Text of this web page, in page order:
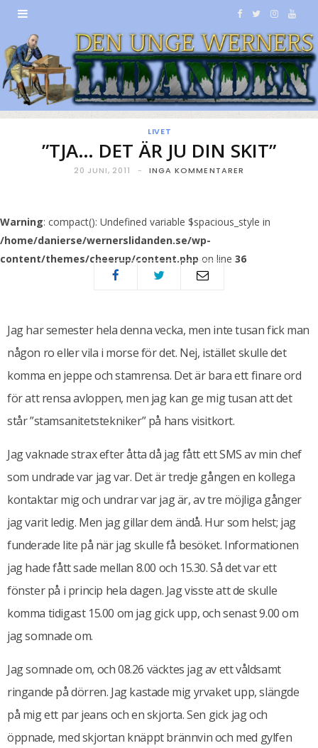
F
a
c
e
o
w
i
t
I
n
s
t
Y
o
u
T
LIVET
”TJA… DET ÄR JU DIN SKIT”
20 JUNI, 2011 INGA KOMMENTARER
Warning: compact(): Undefined variable $spacious_style in
/home/danierse/wernerslidanden.se/wp-
content/themes/cheerup/content.php on line 36
Jag har semester hela denna vecka, men inte tusan fick man
någon ro eller vila i morse för det. Nej, istället skulle det
komma en jeppe och stamrensa. Det är bara ett finare ord
för att rensa avloppen, men jag kan ge mig tusan att det
står ”stamsanitetstekniker” på hans visitkort.
Jag vaknade strax efter åtta då jag fått ett SMS av min chef
som undrade var jag var. Det är tredje gången en kollega
kontaktar mig och undrar var jag är, av tre möjliga gånger
jag varit ledig. Men jag gillar dem ändå. Hur som helst; jag
funderade lite på när jag skulle få besöket. Informationen
jag hade fått sade mellan 8.00 och 15.30. Så det var ett
fönster på i princip hela dagen. Jag visste att de skulle
komma tidigast 15.00 om jag gick upp, och senast 9.00 om
jag somnade om.
Jag somnade om, och 08.26 väcktes jag av ett våldsamt
ringande på dörren. Jag kastade mig yrvaket upp, slängde
på mig ett par jeans och en skjorta. Sen gick jag och
öppnade, med skjortan knäppt brännvin och med gylfen